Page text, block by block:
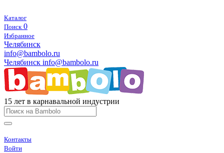
Каталог
Поиск 0
Избранное
Челябинск
info@bambolo.ru
Челябинск info@bambolo.ru
15 лет в карнавальной индустрии
Контакты
Войти